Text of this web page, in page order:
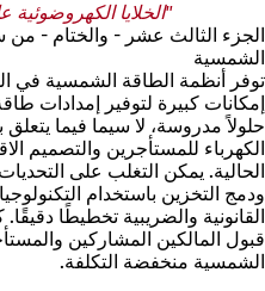
"الخلايا
الجزء الثالث عشر - والختام -
الشمسية
توفر أنظمة الطاقة الشمسية في
إمكانات كبيرة لتوفير إمدادات
حلولاً مدروسة، لا سيما فيما
الكهرباء للمستأجرين والتصميم
الحالية. يمكن التغلب على
ودمج التخزين باستخدام
القانونية والضريبية تخطيطًا
قبول المالكين المشاركين
الشمسية منخفضة التكلفة.